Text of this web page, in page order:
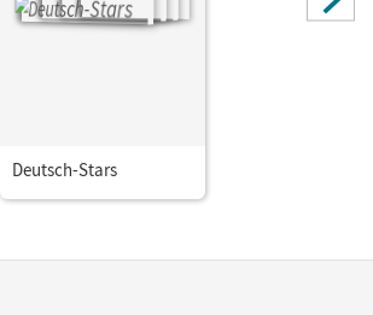
Deutsch-Stars